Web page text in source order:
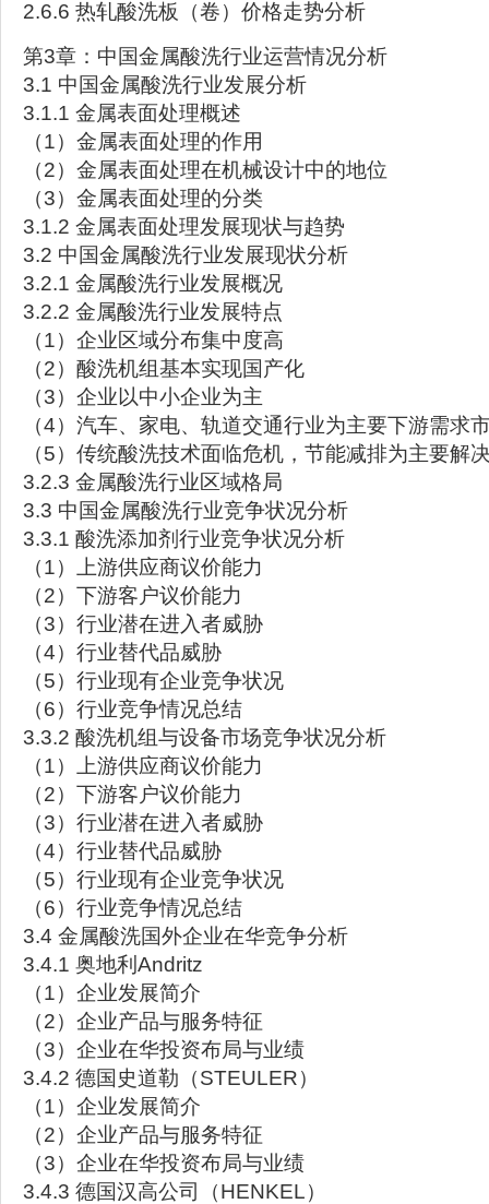
2.6.6 热轧酸洗板（卷）价格走势分析
第3章：中国金属酸洗行业运营情况分析
3.1 中国金属酸洗行业发展分析
3.1.1 金属表面处理概述
（1）金属表面处理的作用
（2）金属表面处理在机械设计中的地位
（3）金属表面处理的分类
3.1.2 金属表面处理发展现状与趋势
3.2 中国金属酸洗行业发展现状分析
3.2.1 金属酸洗行业发展概况
3.2.2 金属酸洗行业发展特点
（1）企业区域分布集中度高
（2）酸洗机组基本实现国产化
（3）企业以中小企业为主
（4）汽车、家电、轨道交通行业为主要下游需求
（5）传统酸洗技术面临危机，节能减排为主要解
3.2.3 金属酸洗行业区域格局
3.3 中国金属酸洗行业竞争状况分析
3.3.1 酸洗添加剂行业竞争状况分析
（1）上游供应商议价能力
（2）下游客户议价能力
（3）行业潜在进入者威胁
（4）行业替代品威胁
（5）行业现有企业竞争状况
（6）行业竞争情况总结
3.3.2 酸洗机组与设备市场竞争状况分析
（1）上游供应商议价能力
（2）下游客户议价能力
（3）行业潜在进入者威胁
（4）行业替代品威胁
（5）行业现有企业竞争状况
（6）行业竞争情况总结
3.4 金属酸洗国外企业在华竞争分析
3.4.1 奥地利Andritz
（1）企业发展简介
（2）企业产品与服务特征
（3）企业在华投资布局与业绩
3.4.2 德国史道勒（STEULER）
（1）企业发展简介
（2）企业产品与服务特征
（3）企业在华投资布局与业绩
3.4.3 德国汉高公司（HENKEL）